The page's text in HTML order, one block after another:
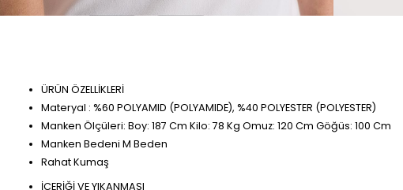
ÜRÜN ÖZELLİKLERİ
Materyal : %60 POLYAMID (POLYAMIDE), %40 POLYESTER (POLYESTER)
Manken Ölçüleri: Boy: 187 Cm Kilo: 78 Kg Omuz: 120 Cm Göğüs: 100 Cm
Manken Bedeni M Beden
Rahat Kumaş
İÇERİĞİ VE YIKANMASI